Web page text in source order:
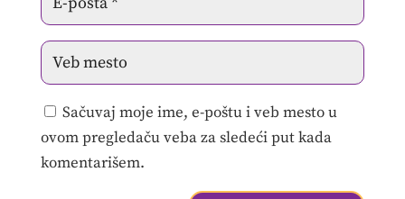
Sačuvaj moje ime, e-poštu i veb mesto u
ovom pregledaču veba za sledeći put kada
komentarišem.